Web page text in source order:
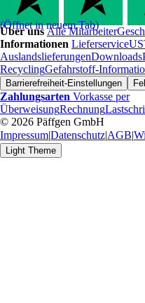
(Öffnet in neuem Tab)
Über unsAlle Mitarbeiter
Informationen Lieferservice
AuslandslieferungenDownloads
RecyclingGefahrstoff-
Barrierefreiheit-Einstellungen
Zahlungsarten Vorkasse per
ÜberweisungRechnung
© 2026 Päffgen GmbH
Impressum|Datenschutz|AGB|
Light Theme